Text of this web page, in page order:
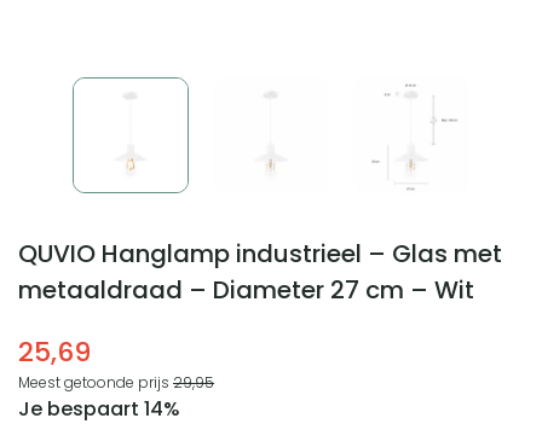
QUVIO Hanglamp industrieel – Glas met
metaaldraad – Diameter 27 cm – Wit
25,69
Meest getoonde prijs 29,95
Je bespaart 14%